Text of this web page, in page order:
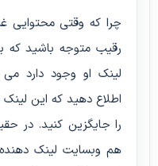
چرا که وقتی محتوایی
رقیب متوجه باشید که
لینک او وجود دارد
اطلاع دهید که این
را جایگزین کنید. در
هم وبسایت لینک